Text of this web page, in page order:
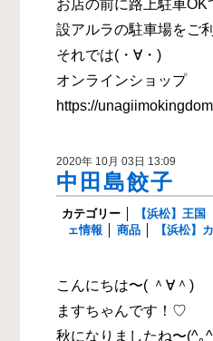
お店の前に路上駐車
設アルラの駐車場をご
それでは(・∀・)
オンラインショップ
https://
2020年 10月 03日 13:09
中田島餃子
カテゴリー 【浜松】王
ェ情報
商品 【浜松】
こんにちは〜( ＾∀＾)
ますちゃんです！♡
秋になりましたね〜(^｡